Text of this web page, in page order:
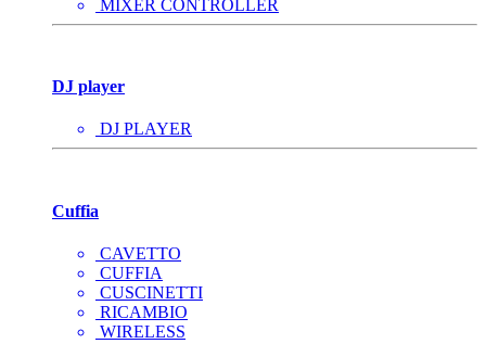
MIXER CONTROLLER
DJ player
DJ PLAYER
Cuffia
CAVETTO
CUFFIA
CUSCINETTI
RICAMBIO
WIRELESS